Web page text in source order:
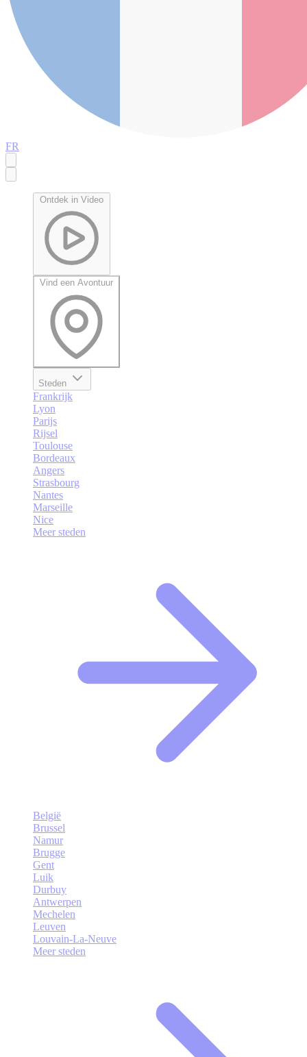
FR
Ontdek in Video
Vind een Avontuur
Steden
Frankrijk
Lyon
Parijs
Rijsel
Toulouse
Bordeaux
Angers
Strasbourg
Nantes
Marseille
Nice
Meer steden
België
Brussel
Namur
Brugge
Gent
Luik
Durbuy
Antwerpen
Mechelen
Leuven
Louvain-La-Neuve
Meer steden